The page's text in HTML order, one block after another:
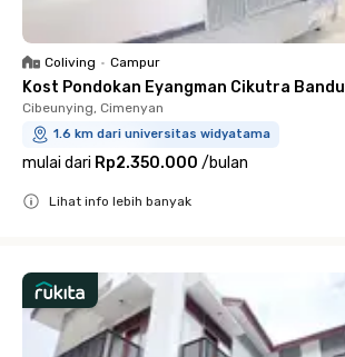
Coliving • Campur
Kost Pondokan Eyangman Cikutra
Cibeunying, Cimenyan
1.6 km dari universitas widyatama
mulai dari Rp2.350.000 /bulan
Lihat info lebih banyak